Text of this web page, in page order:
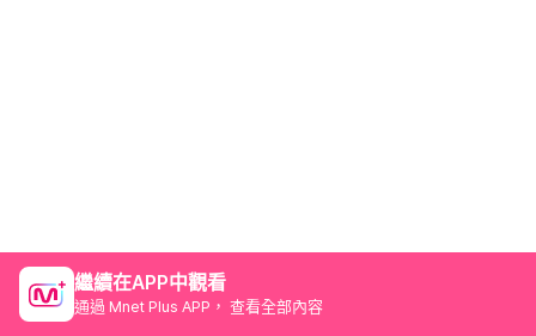
繼續在APP中觀看
通過 Mnet Plus APP， 查看全部內容